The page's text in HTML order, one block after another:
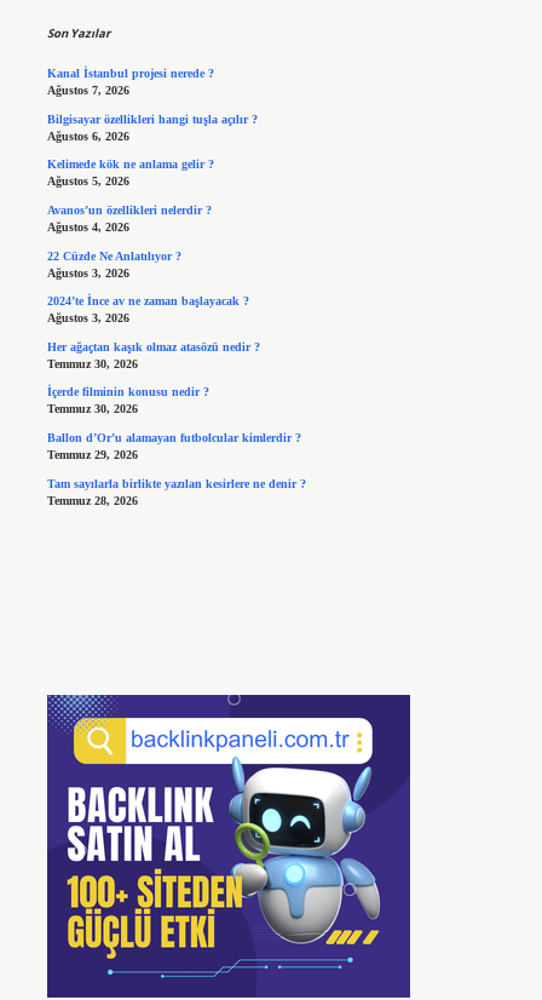
Son Yazılar
Kanal İstanbul projesi nerede ?
Ağustos 7, 2026
Bilgisayar özellikleri hangi tuşla açılır ?
Ağustos 6, 2026
Kelimede kök ne anlama gelir ?
Ağustos 5, 2026
Avanos’un özellikleri nelerdir ?
Ağustos 4, 2026
22 Cüzde Ne Anlatılıyor ?
Ağustos 3, 2026
2024’te İnce av ne zaman başlayacak ?
Ağustos 3, 2026
Her ağaçtan kaşık olmaz atasözü nedir ?
Temmuz 30, 2026
İçerde filminin konusu nedir ?
Temmuz 30, 2026
Ballon d’Or’u alamayan futbolcular kimlerdir ?
Temmuz 29, 2026
Tam sayılarla birlikte yazılan kesirlere ne denir ?
Temmuz 28, 2026